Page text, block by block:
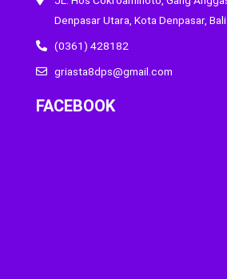
Denpasar Utara, Kota Denpasar,
(0361) 428182
griasta8dps@gmail.com
FACEBOOK